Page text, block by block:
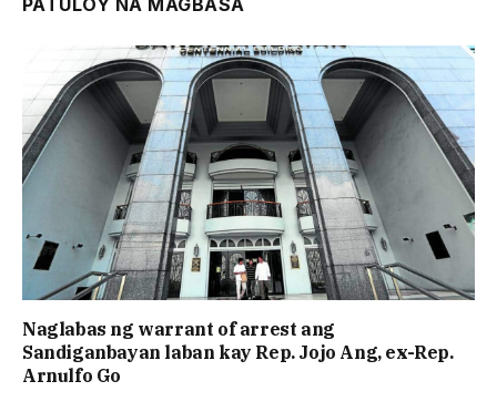
PATULOY NA MAGBASA
Naglabas ng warrant of arrest ang
Sandiganbayan laban kay Rep. Jojo Ang, ex-Rep.
Arnulfo Go